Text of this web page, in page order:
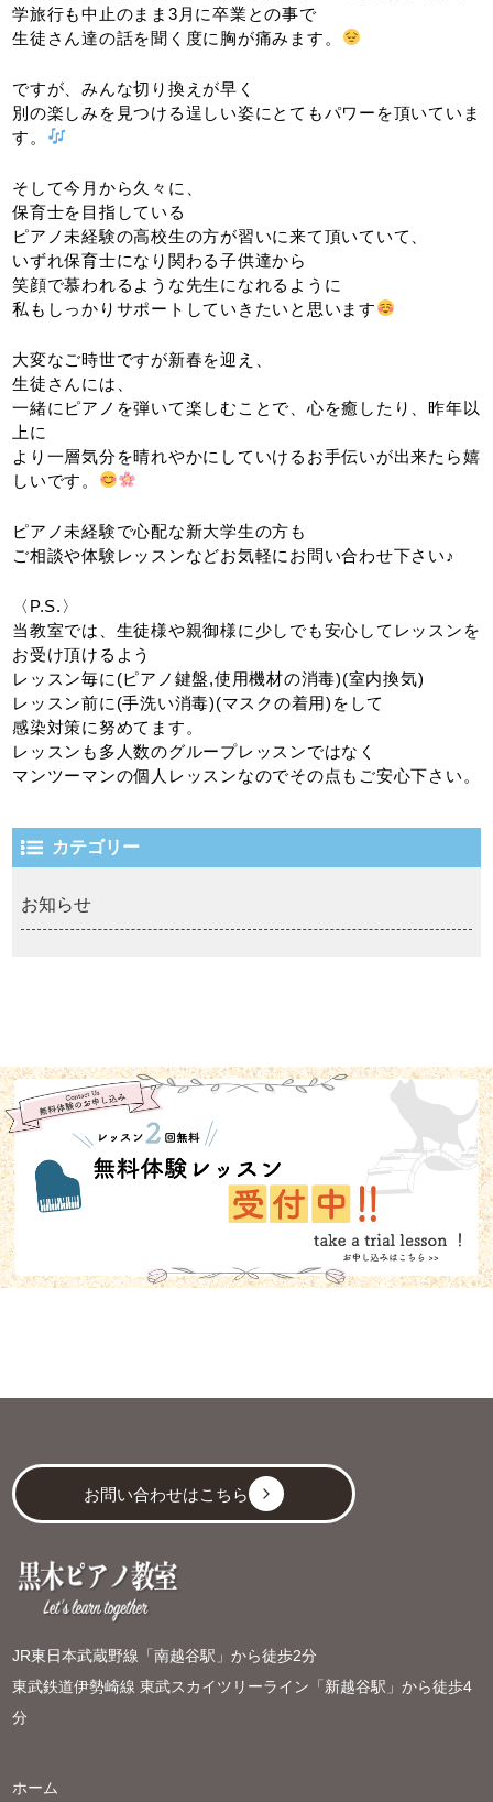
学旅行も中止のまま3月に卒業との事で
生徒さん達の話を聞く度に胸が痛みます。
ですが、みんな切り換えが早く
別の楽しみを見つける逞しい姿にとてもパワーを頂いていま
す。
そして今月から久々に、
保育士を目指している
ピアノ未経験の高校生の方が習いに来て頂いていて、
いずれ保育士になり関わる子供達から
笑顔で慕われるような先生になれるように
私もしっかりサポートしていきたいと思います
大変なご時世ですが新春を迎え、
生徒さんには、
一緒にピアノを弾いて楽しむことで、心を癒したり、昨年以
上に
より一層気分を晴れやかにしていけるお手伝いが出来たら嬉
しいです。
ピアノ未経験で心配な新大学生の方も
ご相談や体験レッスンなどお気軽にお問い合わせ下さい♪
〈P.S.〉
当教室では、生徒様や親御様に少しでも安心してレッスンを
お受け頂けるよう
レッスン毎に(ピアノ鍵盤,使用機材の消毒)(室内換気)
レッスン前に(手洗い消毒)(マスクの着用)をして
感染対策に努めてます。
レッスンも多人数のグループレッスンではなく
マンツーマンの個人レッスンなのでその点もご安心下さい。
カテゴリー
お知らせ
JR東日本武蔵野線「南越谷駅」から徒歩2分
東武鉄道伊勢崎線 東武スカイツリーライン「新越谷駅」から徒歩4
分
お問い合わせはこちら
ホーム